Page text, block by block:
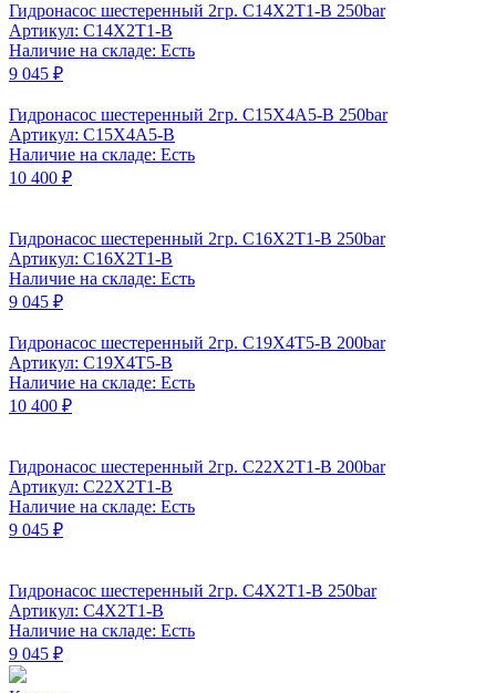
Гидронасос шестеренный 2гр. C14X2T1-B 250bar
Артикул: C14X2T1-B
Наличие на складе: Есть
9 045 ₽
Гидронасос шестеренный 2гр. C15X4A5-B 250bar
Артикул: C15X4A5-B
Наличие на складе: Есть
10 400 ₽
Гидронасос шестеренный 2гр. C16X2T1-B 250bar
Артикул: C16X2T1-B
Наличие на складе: Есть
9 045 ₽
Гидронасос шестеренный 2гр. C19X4T5-B 200bar
Артикул: C19X4T5-B
Наличие на складе: Есть
10 400 ₽
Гидронасос шестеренный 2гр. C22X2T1-B 200bar
Артикул: C22X2T1-B
Наличие на складе: Есть
9 045 ₽
Гидронасос шестеренный 2гр. C4X2T1-B 250bar
Артикул: C4X2T1-B
Наличие на складе: Есть
9 045 ₽